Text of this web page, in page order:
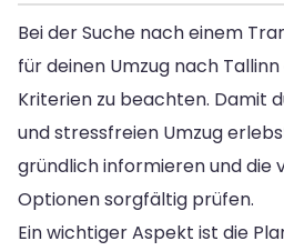
Bei der Suche nach einem
für deinen Umzug nach
Kriterien zu beachten. Damit
und stressfreien Umzug
gründlich informieren und die
Optionen sorgfältig prüfen.
Ein wichtiger Aspekt ist die